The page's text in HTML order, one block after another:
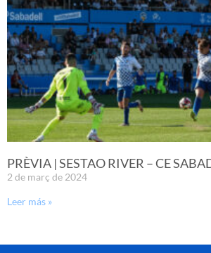
PRÈVIA | SESTAO RIVER – CE
2 de març de 2024
Leer más »